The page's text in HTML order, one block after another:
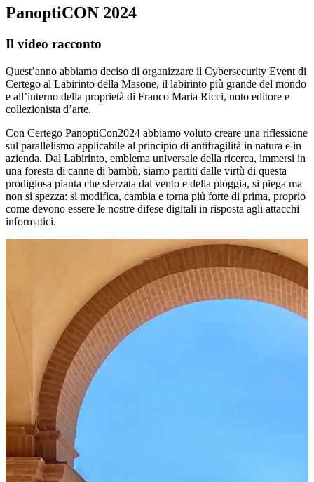
PanoptiCON 2024
Il video racconto
Quest’anno abbiamo deciso di organizzare il Cybersecurity Event di
Certego al Labirinto della Masone, il labirinto più grande del mondo
e all’interno della proprietà di Franco Maria Ricci, noto editore e
collezionista d’arte.
Con Certego PanoptiCon2024 abbiamo voluto creare una riflessione
sul parallelismo applicabile al principio di antifragilità in natura e in
azienda. Dal Labirinto, emblema universale della ricerca, immersi in
una foresta di canne di bambù, siamo partiti dalle virtù di questa
prodigiosa pianta che sferzata dal vento e della pioggia, si piega ma
non si spezza: si modifica, cambia e torna più forte di prima, proprio
come devono essere le nostre difese digitali in risposta agli attacchi
informatici.